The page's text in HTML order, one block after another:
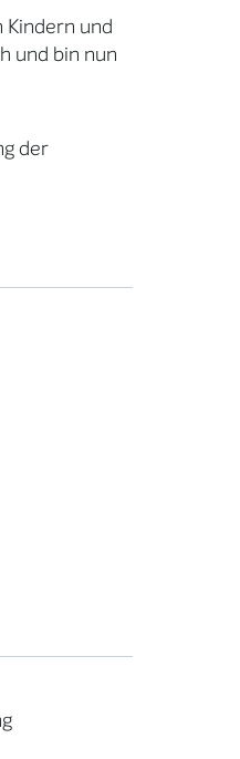
und
und bin nun
der